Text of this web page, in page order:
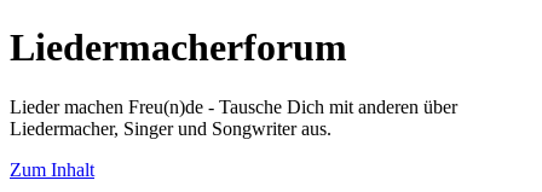
Liedermacherforum
Lieder machen Freu(n)de - Tausche Dich mit anderen über
Liedermacher, Singer und Songwriter aus.
Zum Inhalt